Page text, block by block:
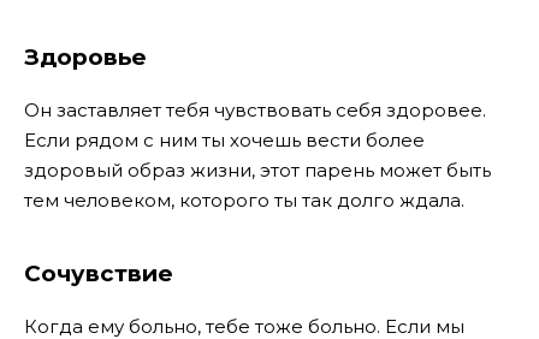
Здоровье
Он заставляет тебя чувствовать себя здоровее.
Если рядом с ним ты хочешь вести более
здоровый образ жизни, этот парень может быть
тем человеком, которого ты так долго ждала.
Сочувствие
Когда ему больно, тебе тоже больно. Если мы